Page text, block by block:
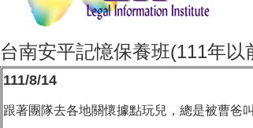
台南安平記憶保養班(111年以
111/8/14
跟著團隊去各地關懷據點玩兒，總是被曹爸